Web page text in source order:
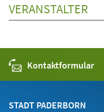
VERANSTALTER
Kontaktformular
STADT PADERBORN